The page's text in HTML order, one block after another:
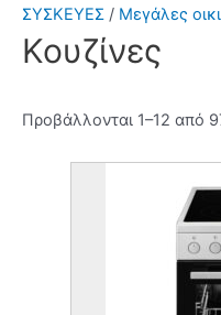
ΣΥΣΚΕΥΕΣ / Μεγάλες
Κουζίνες
Προβάλλονται 1–12 από